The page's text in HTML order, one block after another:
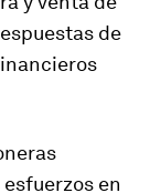
de
en